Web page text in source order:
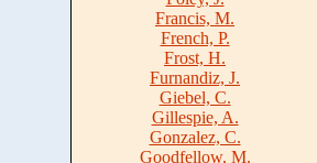
Francis, M.
French, P.
Frost, H.
Furnandiz, J.
Giebel, C.
Gillespie, A.
Gonzalez, C.
Goodfellow, M.